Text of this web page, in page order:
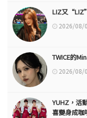
LIZ又
2026/08/
TWICE的
2026/08/
YUHZ，活
喜變身成咖